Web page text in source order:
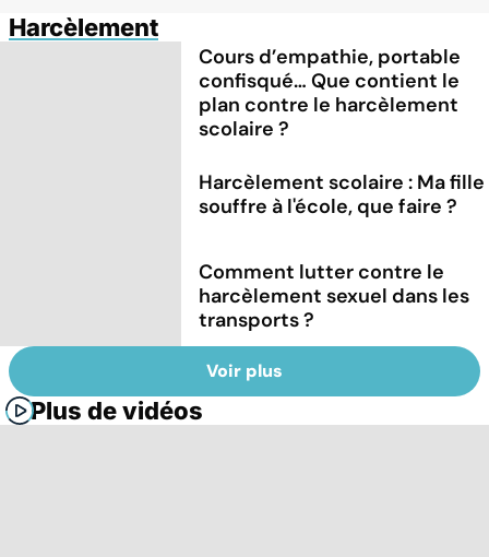
Harcèlement
Cours d’empathie, portable
confisqué… Que contient le
plan contre le harcèlement
scolaire ?
Harcèlement scolaire : Ma fille
souffre à l'école, que faire ?
Comment lutter contre le
harcèlement sexuel dans les
transports ?
Voir plus
Plus de vidéos